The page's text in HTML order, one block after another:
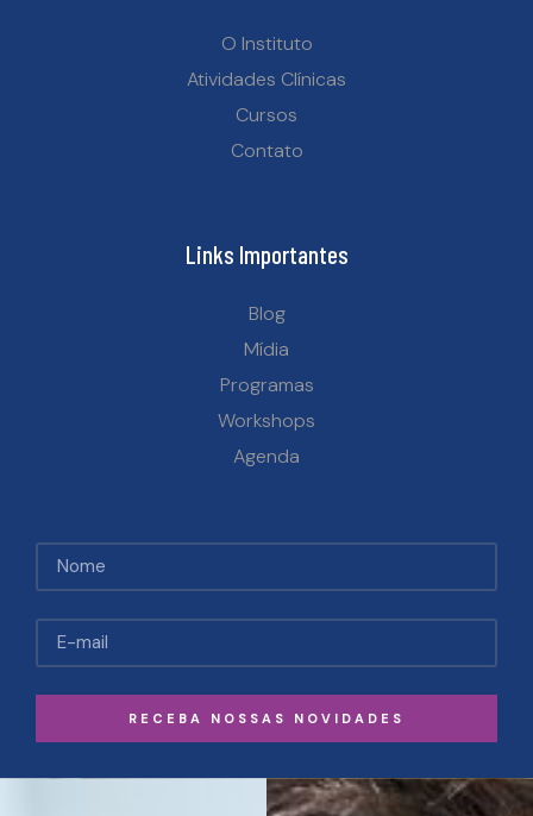
O Instituto
Atividades Clínicas
Cursos
Contato
Links Importantes
Blog
Mídia
Programas
Workshops
Agenda
RECEBA NOSSAS NOVIDADES